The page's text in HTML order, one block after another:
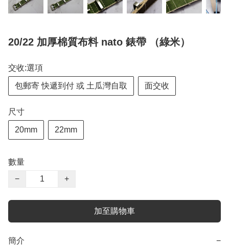
20/22 加厚棉質布料 nato 錶帶 （綠米）
交收:選項
包郵寄 快遞到付 或 土瓜灣自取 面交收
尺寸
20mm 22mm
數量
−
+
加至購物車
簡介 −